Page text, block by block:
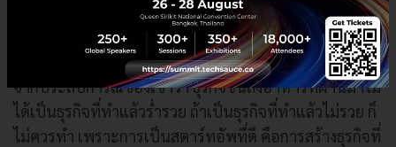
ดีจากการแข่งขันในครั้งนี้คือ การได้พูดคุยนำเสนอแผน
ธุรกิจกับคุณไบรอัน ที่มาจาก Berkeley SkyDeck Fund เริ่ม
ต้นทางทีมนำเสนอธุรกิจขนส่งอาหาร แต่คุณไบรอันเล่า
จากประสบการณ์ของเขาว่า ธุรกิจขนส่งอาหารที่ผ่านมาไม่
ได้เป็นธุรกิจที่ทำแล้วร่ำรวย ถ้าเป็นธุรกิจที่ทำแล้วไม่รวย ก็
ไม่ควรทำ เพราะการเป็นสตาร์ทอัพที่ดี คือการสร้างธุรกิจที่